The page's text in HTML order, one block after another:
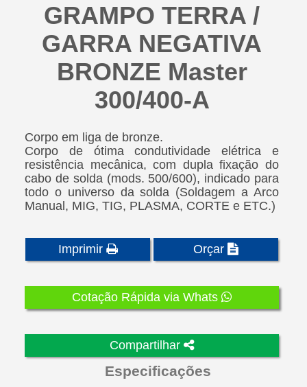
GRAMPO TERRA /
GARRA NEGATIVA
BRONZE Master
300/400-A
Corpo em liga de bronze.
Corpo de ótima condutividade elétrica e
resistência mecânica, com dupla fixação do
cabo de solda (mods. 500/600), indicado para
todo o universo da solda (Soldagem a Arco
Manual, MIG, TIG, PLASMA, CORTE e ETC.)
Imprimir Orçar
Cotação Rápida via Whats
Compartilhar
Especificações